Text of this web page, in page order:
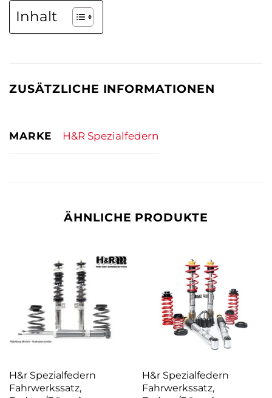
Inhalt
ZUSÄTZLICHE INFORMATIONEN
MARKE H&R Spezialfedern
ÄHNLICHE PRODUKTE
H&r Spezialfedern
Fahrwerkssatz,
H&r Spezialfedern
Fahrwerkssatz,